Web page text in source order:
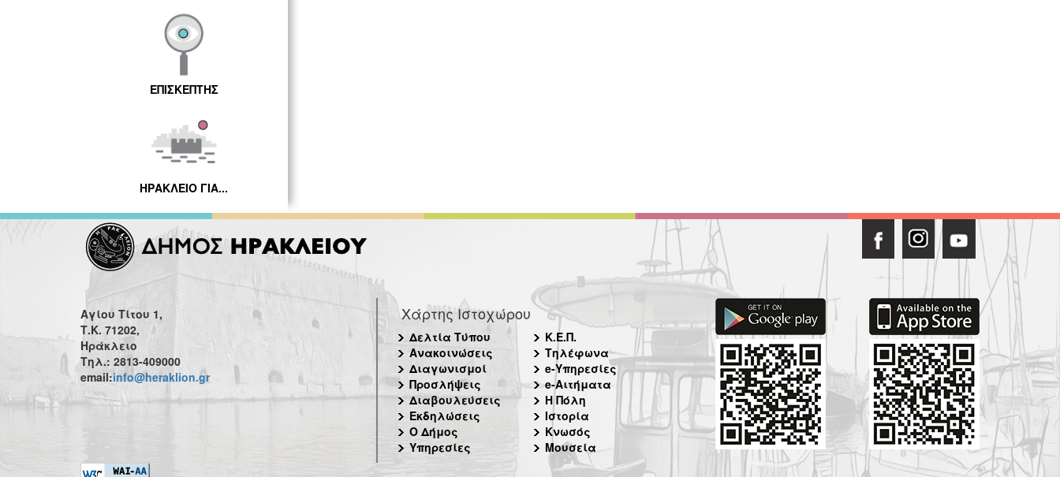
ΕΠΙΣΚΕΠΤΗΣ
ΗΡΑΚΛΕΙΟ ΓΙΑ...
Αγίου Τίτου 1,
Τ.Κ. 71202,
Ηράκλειο
Τηλ.: 2813-409000
email:info@heraklion.gr
Χάρτης Ιστοχώρου
Δελτία Τύπου
Ανακοινώσεις
Διαγωνισμοί
Προσλήψεις
Διαβουλεύσεις
Εκδηλώσεις
Ο Δήμος
Υπηρεσίες
Κ.Ε.Π.
Τηλέφωνα
e-Υπηρεσίες
e-Αιτήματα
Η Πόλη
Ιστορία
Κνωσός
Μουσεία